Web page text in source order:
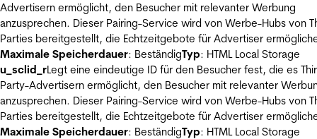
Advertisern ermöglicht, den Besucher mit relevanter Werbung
anzusprechen. Dieser Pairing-Service wird von Werbe-Hubs von
Parties bereitgestellt, die Echtzeitgebote für Advertiser
Maximale Speicherdauer: BeständigTyp: HTML Local Storage
u_sclid_rLegt eine eindeutige ID für den Besucher fest, die es
Party-Advertisern ermöglicht, den Besucher mit relevanter
anzusprechen. Dieser Pairing-Service wird von Werbe-Hubs von
Parties bereitgestellt, die Echtzeitgebote für Advertiser
Maximale Speicherdauer: BeständigTyp: HTML Local Storage